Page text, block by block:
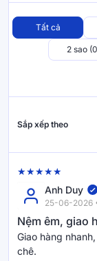
Tất cả
2 sao
Sắp xếp theo
Anh Duy
25-06-2026
Nệm êm, giao
Giao hàng
chê.